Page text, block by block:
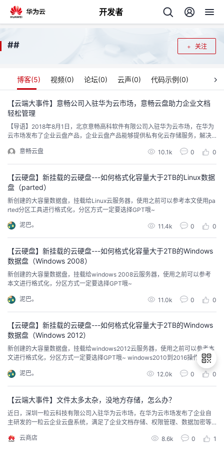
开发者
回
个
页
开
我
博
客
的
论
坛
我
的
圈
子
我
的
直
播
我
的
活
动
我
的
关
的
者
堂
我
课
程
的
认
证
我
的
实
我
的
我
Programs
的
支
我
的
技
术
支
持
我
的
云
声
建
关注
##
博客(5) 视频(0) 论坛(0) 云声(0) 代码示例(0)
【云端大事件】意畅公司入驻华为云市场，意畅云盘助力企业文档
轻松管理
【导语】2018年8月1日，北京意畅高科软件有限公司入驻华为云市场，在华为
云市场发布了企业云盘产品，企业云盘产品能够提供私有化云存储服务，解决
北京意畅高科软件有限公司专注于业务应用安全，凭借国内领先的技术实力和
需求分析能力，为用户提供完整的内网安全管理产品与解决方案。同时，作为
意畅云盘 10.1k 0 0
【云硬盘】新挂载的云硬盘---如何格式化容量大于2TB的Linux数据
盘（parted）
新创建的大容量数据盘，挂载给Linux云服务器，使用之前可以参考本文使用pa
rted分区工具进行格式化，分区方式一定要选择GPT哦~
泥巴。 11.4k 0 0
【云硬盘】新挂载的云硬盘---如何格式化容量大于2TB的Windows
数据盘（Windows 2008）
新创建的大容量数据盘，挂载给windows 2008云服务器，使用之前可以参考
本文进行格式化，分区方式一定要选择GPT哦~
泥巴。 11.0k 0 0
【云硬盘】新挂载的云硬盘---如何格式化容量大于2TB的Windows
数据盘（Windows 2012）
新创建的大容量数据盘，挂载给windows2012云服务器，使用之前可以参考本
文进行格式化，分区方式一定要选择GPT哦~ windows2010到2016操作类
泥巴。
12.0k 0 0
【云端大事件】文件太多太杂，没地方存储，怎么办？
近日，深圳一粒云科技有限公司入驻华为云市场，在华为云市场发布了企业自
主研发的一粒云企业云盘系统，满足了企业文档存储、权限管理、数据加密等
么，一粒云能做什么，它与传统存储又有哪些区别呢，一起来了解一下吧!
云商店 8.6k 0 1